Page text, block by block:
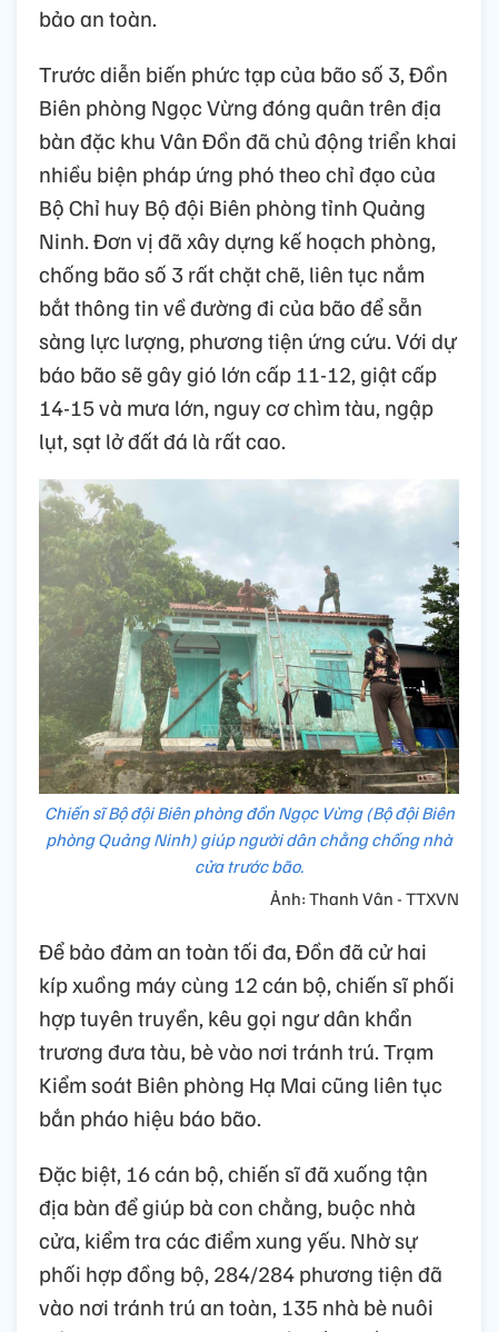
bảo an toàn.
Trước diễn biến phức tạp của bão số 3, Đồn
Biên phòng Ngọc Vừng đóng quân trên địa
bàn đặc khu Vân Đồn đã chủ động triển khai
nhiều biện pháp ứng phó theo chỉ đạo của
Bộ Chỉ huy Bộ đội Biên phòng tỉnh Quảng
Ninh. Đơn vị đã xây dựng kế hoạch phòng,
chống bão số 3 rất chặt chẽ, liên tục nắm
bắt thông tin về đường đi của bão để sẵn
sàng lực lượng, phương tiện ứng cứu. Với dự
báo bão sẽ gây gió lớn cấp 11-12, giật cấp
14-15 và mưa lớn, nguy cơ chìm tàu, ngập
lụt, sạt lở đất đá là rất cao.
Chiến sĩ Bộ đội Biên phòng đồn Ngọc Vừng (Bộ đội Biên
phòng Quảng Ninh) giúp người dân chằng chống nhà
cửa trước bão.
Ảnh: Thanh Vân - TTXVN
Để bảo đảm an toàn tối đa, Đồn đã cử hai
kíp xuồng máy cùng 12 cán bộ, chiến sĩ phối
hợp tuyên truyền, kêu gọi ngư dân khẩn
trương đưa tàu, bè vào nơi tránh trú. Trạm
Kiểm soát Biên phòng Hạ Mai cũng liên tục
bắn pháo hiệu báo bão.
Đặc biệt, 16 cán bộ, chiến sĩ đã xuống tận
địa bàn để giúp bà con chằng, buộc nhà
cửa, kiểm tra các điểm xung yếu. Nhờ sự
phối hợp đồng bộ, 284/284 phương tiện đã
vào nơi tránh trú an toàn, 135 nhà bè nuôi